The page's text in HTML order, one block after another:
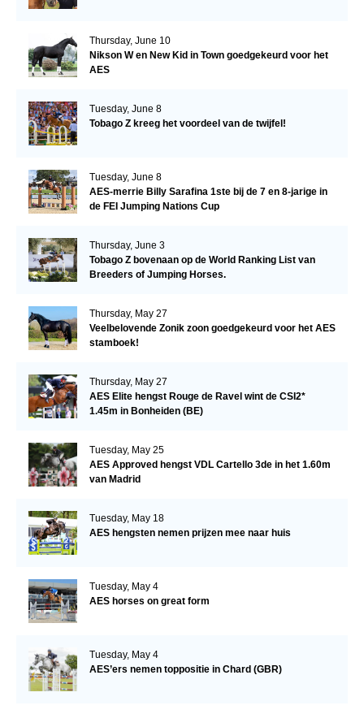
Thursday, June 10
Nikson W en New Kid in Town goedgekeurd voor het
AES
Tuesday, June 8
Tobago Z kreeg het voordeel van de twijfel!
Tuesday, June 8
AES-merrie Billy Sarafina 1ste bij de 7 en 8-jarige in
de FEI Jumping Nations Cup
Thursday, June 3
Tobago Z bovenaan op de World Ranking List van
Breeders of Jumping Horses.
Thursday, May 27
Veelbelovende Zonik zoon goedgekeurd voor het AES
stamboek!
Thursday, May 27
AES Elite hengst Rouge de Ravel wint de CSI2*
1.45m in Bonheiden (BE)
Tuesday, May 25
AES Approved hengst VDL Cartello 3de in het 1.60m
van Madrid
Tuesday, May 18
AES hengsten nemen prijzen mee naar huis
Tuesday, May 4
AES horses on great form
Tuesday, May 4
AES’ers nemen toppositie in Chard (GBR)